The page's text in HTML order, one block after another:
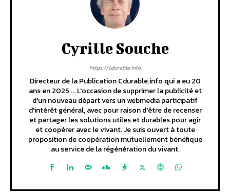
Cyrille Souche
https://cdurable.info
Directeur de la Publication Cdurable.info qui a eu 20
ans en 2025 ... L'occasion de supprimer la publicité et
d'un nouveau départ vers un webmedia participatif
d'intérêt général, avec pour raison d'être de recenser
et partager les solutions utiles et durables pour agir
et coopérer avec le vivant. Je suis ouvert à toute
proposition de coopération mutuellement bénéfique
au service de la régénération du vivant.